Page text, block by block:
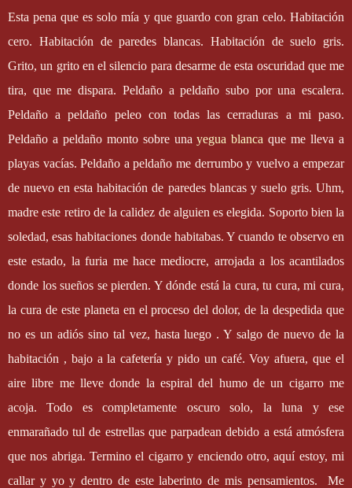
Esta pena que es solo mía y que guardo con gran celo. Habitación
cero. Habitación de paredes blancas. Habitación de suelo gris.
Grito, un grito en el silencio para desarme de esta oscuridad que me
tira, que me dispara. Peldaño a peldaño subo por una escalera.
Peldaño a peldaño peleo con todas las cerraduras a mi paso.
Peldaño a peldaño monto sobre unayegua blanca que me lleva a
playas vacías. Peldaño a peldaño me derrumbo y vuelvo a empezar
de nuevo en esta habitación de paredes blancas y suelo gris. Uhm,
madre este retiro de la calidez de alguien es elegida. Soporto bien la
soledad, esas habitaciones donde habitabas. Y cuando te observo en
este estado, la furia me hace mediocre, arrojada a los acantilados
donde los sueños se pierden. Y dónde está la cura, tu cura, mi cura,
la cura de este planeta en el proceso del dolor, de la despedida que
no es un adiós sino tal vez, hasta luego . Y salgo de nuevo de la
habitación , bajo a la cafetería y pido un café. Voy afuera, que el
aire libre me lleve donde la espiral del humo de un cigarro me
acoja. Todo es completamente oscuro solo, la luna y ese
enmarañado tul de estrellas que parpadean debido a está atmósfera
que nos abriga. Termino el cigarro y enciendo otro, aquí estoy, mi
callar y yo y dentro de este laberinto de mis pensamientos.
Me